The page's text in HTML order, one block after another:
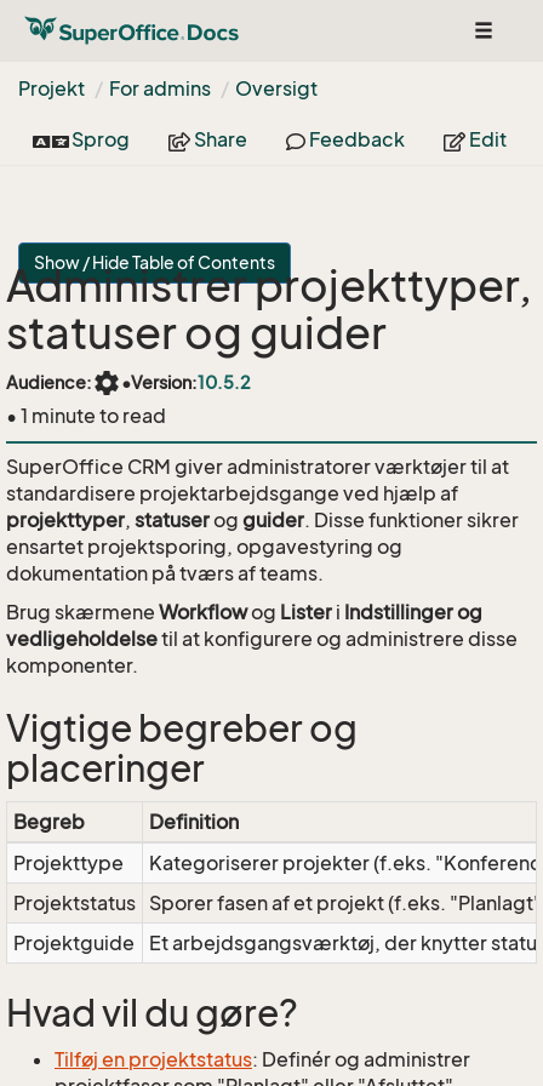
Toggle
Projekt
For admins Oversigt
Sprog Share Feedback Edit
Show / Hide Table of Contents
Administrer projekttyper,
statuser og guider
Audience:settings•Version:10.5.2
• 1 minute to read
SuperOffice CRM giver administratorer værktøjer til at
standardisere projektarbejdsgange ved hjælp af
projekttyper, statuserog guider. Disse funktioner sikrer
ensartet projektsporing, opgavestyring og
dokumentation på tværs af teams.
Brug skærmene Workflowog Lister i Indstillinger og
vedligeholdelsetil at konfigurere og administrere disse
komponenter.
Vigtige begreber og
placeringer
Begreb
Definition
Projekttype
Kategoriserer projekter (f.eks.
Projektstatus Sporer fasen af et projekt (f.eks.
Projektguide
Et arbejdsgangsværktøj, der knytter
Hvad vil du gøre?
Tilføj en projektstatus: Definér og administrer